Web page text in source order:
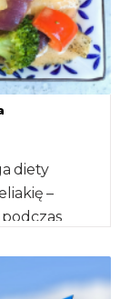
diety
–